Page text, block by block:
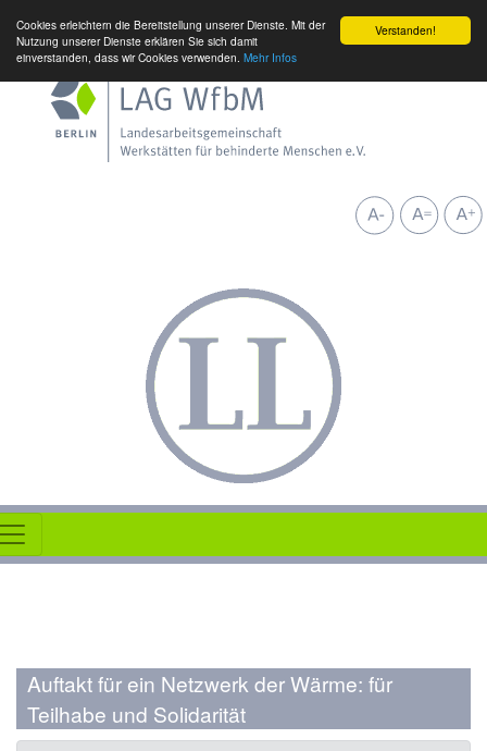
Verstanden!
Cookies erleichtern die Bereitstellung unserer Dienste. Mit der
Nutzung unserer Dienste erklären Sie sich damit
einverstanden, dass wir Cookies verwenden. Mehr Infos
Auftakt für ein Netzwerk der Wärme: für
Teilhabe und Solidarität